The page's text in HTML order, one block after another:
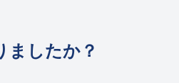
ましたか？